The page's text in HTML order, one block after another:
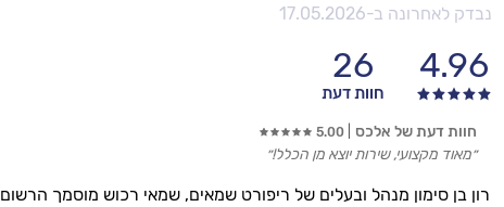
נבדק לאחרונה ב-17.05.2026
4.96
26
חוות דעת
רון בן סימון מנהל ובעלים של ריפורט שמאים, שמאי רכוש מוסמך
חוות דעת של אלכס 5.00
״מאוד מקצועי, שירות יוצא מן הכלל!״